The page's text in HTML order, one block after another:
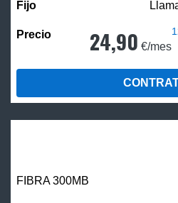
24,90 €/mes
FIBRA 300MB